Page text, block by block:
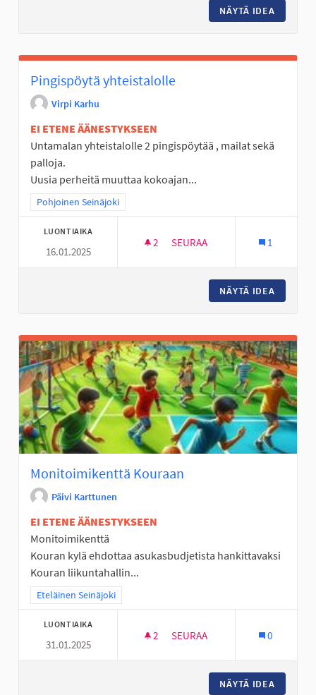
NÄYTÄ IDEA
Pingispöytä yhteistalolle
Virpi Karhu
EI ETENE ÄÄNESTYKSEEN
Untamalan yhteistalolle 2 pingispöytää , mailat sekä
palloja.
Uusia perheitä muuttaa kokoajan...
Rajaa tulokset teeman mukaan: Pohjoinen Seinäjoki
Pohjoinen Seinäjoki
LUONTIAIKA
16.01.2025
2 2 SEURAAJAA
SEURAA 1
NÄYTÄ IDEA
Monitoimikenttä Kouraan
Päivi Karttunen
EI ETENE ÄÄNESTYKSEEN
Monitoimikenttä
Kouran kylä ehdottaa asukasbudjetista hankittavaksi
Kouran liikuntahallin...
Rajaa tulokset teeman mukaan: Eteläinen Seinäjoki
Eteläinen Seinäjoki
LUONTIAIKA
31.01.2025
2 2 SEURAAJAA
SEURAA 0
NÄYTÄ IDEA